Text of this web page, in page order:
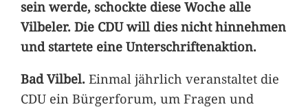
sein werde, schockte diese Woche alle
Vilbeler. Die CDU will dies nicht hinnehmen
und startete eine Unterschriftenaktion.
Bad Vilbel.Einmal jährlich veranstaltet die
CDU ein Bürgerforum, um Fragen und